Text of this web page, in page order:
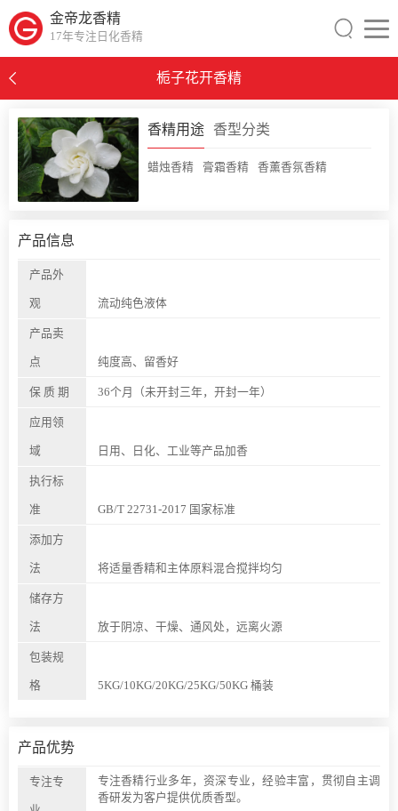
金帝龙香精
17年专注日化香精
栀子花开香精
香精用途 香型分类
蜡烛香精 膏霜香精 香薰香氛香精
产品信息
产品外
观 流动纯色液体
产品卖
点 纯度高、留香好
保 质 期 36个月（未开封三年，开封一年）
应用领
域 日用、日化、工业等产品加香
执行标
准 GB/T 22731-2017 国家标准
添加方
法 将适量香精和主体原料混合搅拌均匀
储存方
法 放于阴凉、干燥、通风处，远离火源
包装规
格 5KG/10KG/20KG/25KG/50KG 桶装
产品优势
专注专
专注香精行业多年，资深专业，经验丰富，贯彻自主调
香研发为客户提供优质香型。